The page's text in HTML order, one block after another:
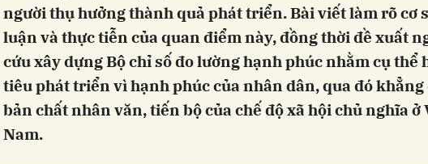
người thụ hưởng thành quả phát triển. Bài viết làm rõ cơ
luận và thực tiễn của quan điểm này, đồng thời đề xuất
cứu xây dựng Bộ chỉ số đo lường hạnh phúc nhằm cụ thể
tiêu phát triển vì hạnh phúc của nhân dân, qua đó
bản chất nhân văn, tiến bộ của chế độ xã hội chủ nghĩa ở
Nam.